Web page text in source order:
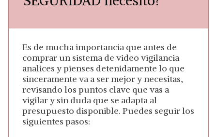
Es de mucha importancia que antes de
comprar un sistema de video vigilancia
analices y pienses detenidamente lo que
sinceramente va a ser mejor y necesitas,
revisando los puntos clave que vas a
vigilar y sin duda que se adapta al
presupuesto disponible. Puedes seguir los
siguientes pasos: